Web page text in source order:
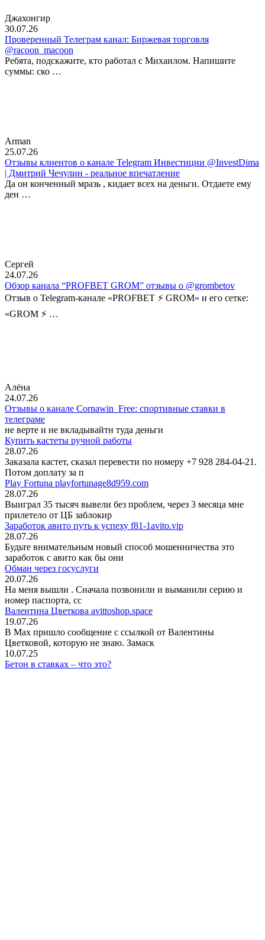
Джахонгир
30.07.26
Проверенный Телеграм канал: Биржевая торговля
@racoon_macoon
Ребята, подскажите, кто работал с Михаилом. Напишите
суммы: ско …
Arman
25.07.26
Отзывы клиентов о канале Telegram Инвестиции @InvestDima
| Дмитрий Чечулин - реальное впечатление
Да он конченный мразь , кидает всех на деньги. Отдаете ему
ден …
Сергей
24.07.26
Обзор канала “PROFBET GROM” отзывы о @grombetov
Отзыв о Telegram-канале «PROFBET ⚡️ GROM» и его сетке:
«GROM ⚡️ …
Алёна
24.07.26
Отзывы о канале Cornawin_Free: спортивные ставки в
телеграме
не верте и не вкладывайтн туда деньги
Купить кастеты ручной работы
28.07.26
Заказала кастет, сказал перевести по номеру +7 928 284-04-21.
Потом доплату за п
Play Fortuna playfortunage8d959.com
28.07.26
Выиграл 35 тысяч вывели без проблем, через 3 месяца мне
прилетело от ЦБ заблокир
Заработок авито путь к успеху f81-1avito.vip
28.07.26
Будьте внимательным новый способ мошенничества это
заработок с авито как бы они
Обман через госуслуги
20.07.26
На меня вышли . Сначала позвонили и выманили серию и
номер паспорта, сс
Валентина Цветкова avittoshop.space
19.07.26
В Мах пришло сообщение с ссылкой от Валентины
Цветковой, которую не знаю. Замаск
10.07.25
Бетон в ставках – что это?